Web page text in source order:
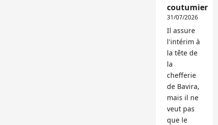
coutumier
31/07/2026
Il assure
l'intérim à
la tête de
la
chefferie
de Bavira,
mais il ne
veut pas
que le